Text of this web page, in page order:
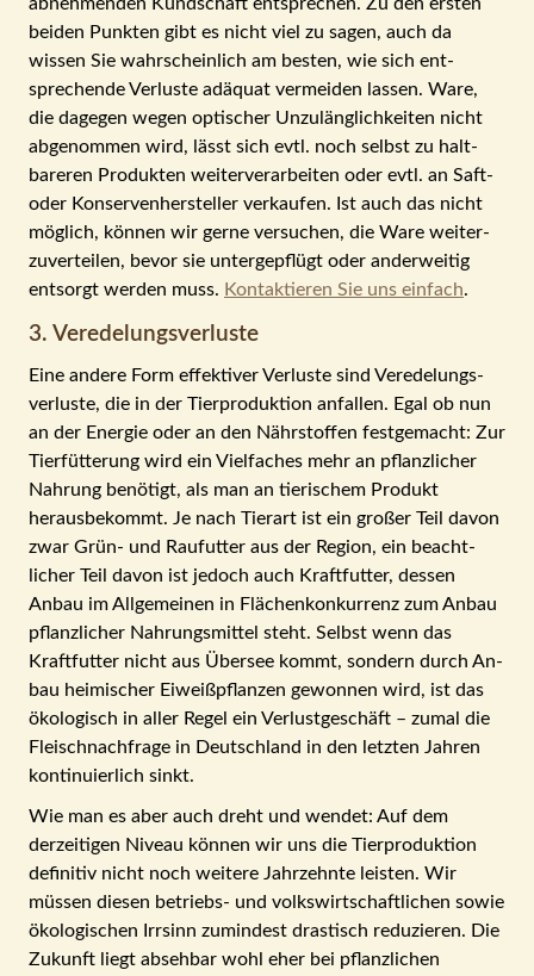
beiden Punkten gibt es nicht viel zu sagen, auch da
wissen Sie wahr­schein­lich am besten, wie sich ent­
sprechende Verluste adä­quat vermeiden lassen. Ware,
die dagegen wegen optischer Un­zulänglichkeiten nicht
ab­genommen wird, lässt sich evtl. noch selbst zu halt­
bareren Produkten weiter­verarbeiten oder evtl. an Saft-
oder Konserven­hersteller verkaufen. Ist auch das nicht
mög­lich, können wir gerne versuchen, die Ware weiter­
zu­verteilen, bevor sie unter­gepflügt oder anderweitig
ent­sorgt werden muss. Kontaktieren Sie uns einfach.
3. Veredelungsverluste
Eine andere Form effektiver Verluste sind Veredelungs­
verluste, die in der Tier­produktion an­fallen. Egal ob nun
an der Energie oder an den Nährstoffen fest­ge­macht: Zur
Tier­fütterung wird ein Viel­faches mehr an pflanz­licher
Nah­rung benötigt, als man an tierischem Pro­dukt
heraus­bekommt. Je nach Tier­art ist ein großer Teil davon
zwar Grün- und Rau­futter aus der Re­gion, ein be­acht­
licher Teil davon ist jedoch auch Kraft­futter, dessen
Anbau im All­ge­mei­nen in Flächen­konkurrenz zum Anbau
pflanz­licher Nahrungs­mittel steht. Selbst wenn das
Kraft­futter nicht aus Über­see kommt, sondern durch An­
bau hei­mischer Eiweiß­pflanzen gewonnen wird, ist das
öko­logisch in aller Regel ein Verlust­ge­schäft – zumal die
Fleisch­nach­frage in Deutsch­land in den letzten Jahren
kontinuier­lich sinkt.
Wie man es aber auch dreht und wendet: Auf dem
derzeitigen Niveau können wir uns die Tier­pro­duktion
definitiv nicht noch weitere Jahr­zehnte leisten. Wir
müssen diesen betriebs- und volks­wirt­schaftlichen sowie
öko­lo­gischen Irr­sinn zu­min­dest dras­tisch redu­zieren. Die
Zu­kunft liegt ab­seh­bar wohl eher bei pflanz­lichen